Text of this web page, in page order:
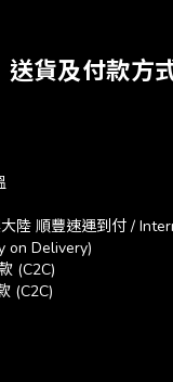
送貨及付款方
陸 順豐速運到付 /
on Delivery)
(C2C)
(C2C)